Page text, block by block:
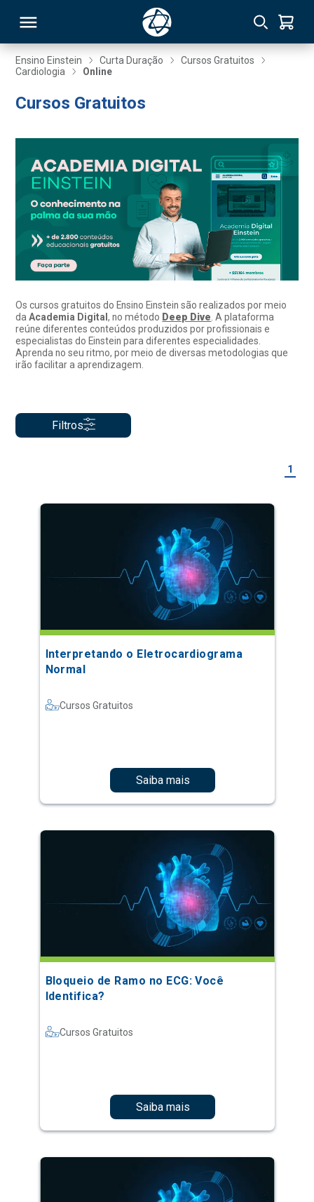
Ensino Einstein Curta Duração
Cursos Gratuitos
Cardiologia
Online
Cursos Gratuitos
Os cursos gratuitos do Ensino Einstein são realizados por meio
daAcademia Digital, no método Deep Dive. A plataforma
reúne diferentes conteúdos produzidos por profissionais e
especialistas do Einstein para diferentes especialidades.
Aprenda no seu ritmo, por meio de diversas metodologias que
irão facilitar a aprendizagem.
Filtros
1
Interpretando o Eletrocardiograma
Normal
Cursos Gratuitos
Saiba mais
Bloqueio de Ramo no ECG: Você
Identifica?
Cursos Gratuitos
Saiba mais